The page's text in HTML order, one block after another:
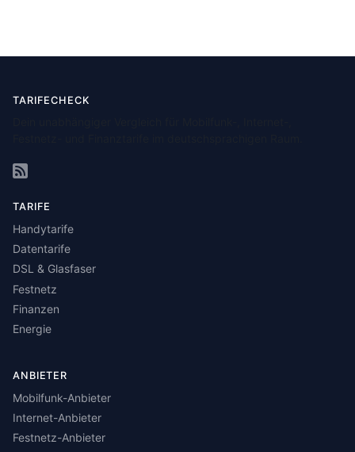
TARIFECHECK
TARIFE
Handytarife
Datentarife
DSL & Glasfaser
Festnetz
Finanzen
Energie
ANBIETER
Mobilfunk-Anbieter
Internet-Anbieter
Festnetz-Anbieter